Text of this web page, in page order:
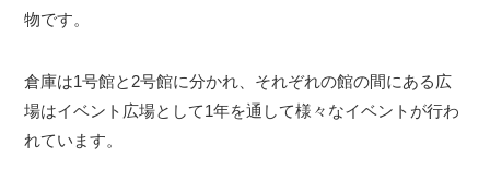
物です。
倉庫は1号館と2号館に分かれ、それぞれの館の間にある広
場はイベント広場として1年を通して様々なイベントが行わ
れています。